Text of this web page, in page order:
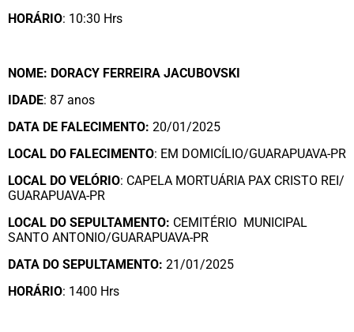
HORÁRIO: 10:30 Hrs
NOME: DORACY FERREIRA JACUBOVSKI
IDADE: 87 anos
DATA DE FALECIMENTO: 20/01/2025
LOCAL DO FALECIMENTO: EM DOMICÍLIO/GUARAPUAVA-PR
LOCAL DO VELÓRIO: CAPELA MORTUÁRIA PAX CRISTO REI/
GUARAPUAVA-PR
LOCAL DO SEPULTAMENTO: CEMITÉRIO MUNICIPAL
SANTO ANTONIO/GUARAPUAVA-PR
DATA DO SEPULTAMENTO: 21/01/2025
HORÁRIO: 1400 Hrs